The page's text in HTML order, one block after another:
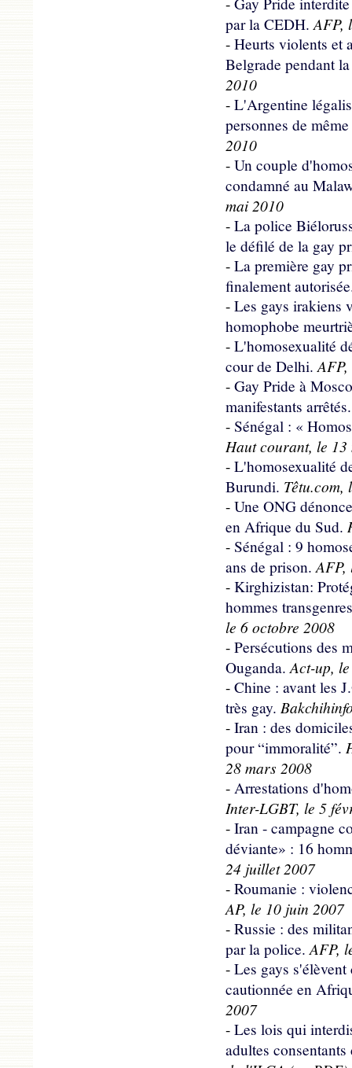
par la CEDH. AFP,
- Heurts violents et
Belgrade pendant
2010
- L'Argentine
personnes de même
2010
- Un couple
condamné au
mai 2010
- La police
le défilé de la gay
- La première gay
finalement
- Les gays irakiens
homophobe
- L'homosexualité
cour de Delhi.
- Gay Pride à
manifestants arrêtés.
- Sénégal : «
Haut courant, le 13
- L'homosexualité
Burundi.
- Une ONG
en Afrique du Sud.
- Sénégal : 9
ans de prison. AFP,
- Kirghizistan:
hommes
le 6 octobre 2008
- Persécutions des
Ouganda. Act-up,
- Chine : avant les
très gay.
- Iran : des
pour “immoralité”.
28 mars 2008
- Arrestations
Inter-LGBT, le 5
- Iran - campagne
déviante» : 16
24 juillet 2007
- Roumanie :
AP, le 10 juin 2007
- Russie : des
par la police. AFP,
- Les gays
cautionnée en
2007
- Les lois qui
adultes consentants